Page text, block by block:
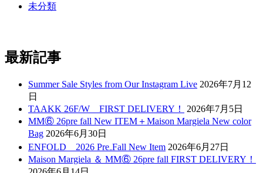
未分類
最新記事
Summer Sale Styles from Our Instagram Live 2026年7月12
日
TAAKK 26F/W FIRST DELIVERY！
2026年7月5日
MM⑥ 26pre fall New ITEM＋Maison Margiela New color
Bag 2026年6月30日
ENFOLD 2026 Pre₋Fall New Item 2026年6月27日
Maison Margiela ＆ MM⑥ 26pre fall FIRST DELIVERY！